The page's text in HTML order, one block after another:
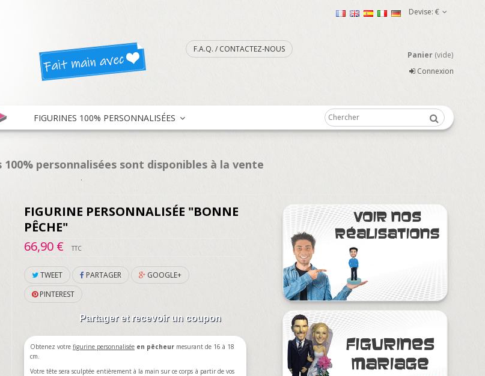
Devise: €
F.A.Q. / CONTACTEZ-NOUS
Panier (vide)
Connexion
FIGURINES 100% PERSONNALISÉES
100% personnalisées sont disponibles à la vente
.
FIGURINE PERSONNALISÉE "BONNE
PÊCHE"
66,90 €
TTC
TWEET PARTAGER
GOOGLE+
PINTEREST
Partager et recevoir un coupon
Obtenez votre figurine personnalisée en pêcheur mesurant de 16 à 18
cm.
Votre tête sera sculptée entièrement à la main sur ce corps à partir de vos